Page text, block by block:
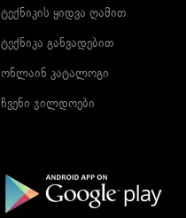
ტექნიკის ყიდვა ღამით
ტექნიკა განვადებით
ონლაინ კატალოგი
ჩვენი ჯილდოები